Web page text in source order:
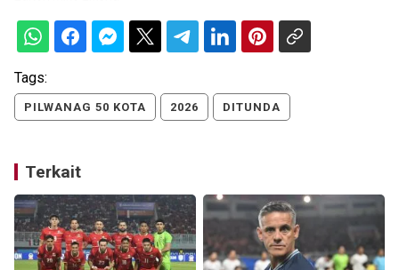
Tags:
PILWANAG 50 KOTA 2026 DITUNDA
Terkait